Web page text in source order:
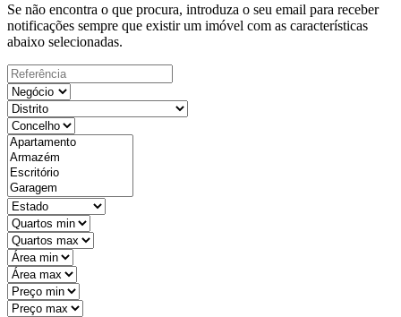
Se não encontra o que procura, introduza o seu email para receber
notificações sempre que existir um imóvel com as características
abaixo selecionadas.